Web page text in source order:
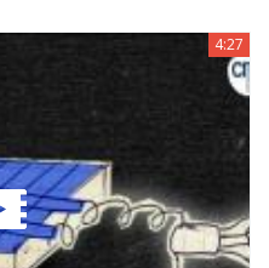
4:27